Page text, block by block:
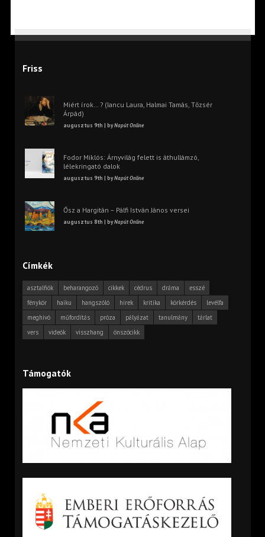
Friss
Miért írok… ? (Iancu Laura, Halmai Tamás, Tőzsér
Árpád)
augusztus 9th | byNapút Online
Fodor Miklós: Árnyvilág felett is áthullámzó,
lélekringató dalok
augusztus 9th | byNapút Online
Ősz a Hargitán – Pálfi István János versei
augusztus 8th | byNapút Online
Címkék
asztalfiók beharangozó cikkek cédrus dráma
esszé
fénykör
haiku hangszóló hírek kritika körkérdés
levélfa
meghívó
műfordítás próza pályázat tanulmány
tárlat
vers
videók visszhang önszócikk
Támogatók